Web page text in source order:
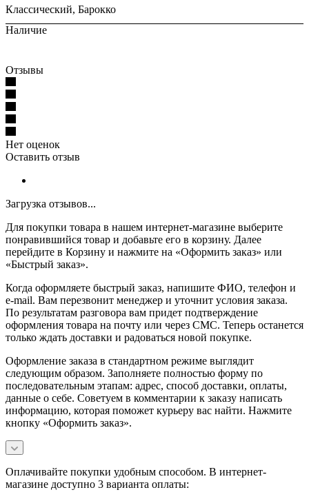
Классический, Барокко
Наличие
Отзывы
Нет оценок
Оставить отзыв
Загрузка отзывов...
Для покупки товара в нашем интернет-магазине выберите
понравившийся товар и добавьте его в корзину. Далее
перейдите в Корзину и нажмите на «Оформить заказ» или
«Быстрый заказ».
Когда оформляете быстрый заказ, напишите ФИО, телефон и
e-mail. Вам перезвонит менеджер и уточнит условия заказа.
По результатам разговора вам придет подтверждение
оформления товара на почту или через СМС. Теперь останется
только ждать доставки и радоваться новой покупке.
Оформление заказа в стандартном режиме выглядит
следующим образом. Заполняете полностью форму по
последовательным этапам: адрес, способ доставки, оплаты,
данные о себе. Советуем в комментарии к заказу написать
информацию, которая поможет курьеру вас найти. Нажмите
кнопку «Оформить заказ».
Оплачивайте покупки удобным способом. В интернет-
магазине доступно 3 варианта оплаты: